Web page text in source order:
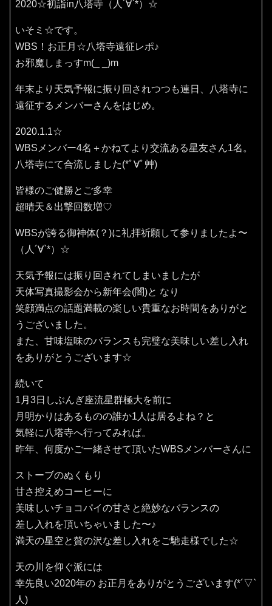
2020☆初詣in八塔寺（人´∀`*）☆
いそミ☆です。
WBS！お正月☆八塔寺遠征レポ♪
お邪魔しまっすm(_ _)m
年末より天気予報に振り回されつつも連日、八塔寺に
遠征するメンバーさんをはじめ。
2020.1.1☆
WBSメンバー4名＋かねてより交流ある星友さん1名。
八塔寺にて合流しました(*ﾟ∀ﾟ艸)
皆様のご健勝とご多幸
超晴天＆出撃回数増♡
WBSが誇る御神体(？)に礼拝祈願して参りましたよ〜
（人´∀`*）☆
天気予報には振り回されてしまいましたが
天体写真撮影会から新年会(闇)と なり
笑顔満点の話題満載の楽しい貴重なお時間をありがと
うございました。
また、甘味塩味のバランスも完璧な美味しい差し入れ
をありがとうございます☆
続いて
1月3日しぶんぎ座流星群極大を前に
月明かりはあるものの誰か1人は居るよね？と
気軽に八塔寺へ行ってみれば。
昨年、何度かご一緒させて頂いたWBSメンバーさんに
ストーブのぬくもり
甘さ控えめコーヒーに
美味しいチョコパイの甘さと絶妙なバランスの
差し入れを頂いちゃいました〜♪
満天の星空と贅の沢な差し入れをご馳走様でした☆
天の川を仰ぐ派には
幸先良い2020年の お正月をありがとうございます(*´▽`
人)